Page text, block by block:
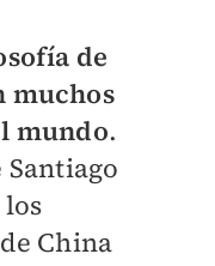
de
muchos
mundo.
China